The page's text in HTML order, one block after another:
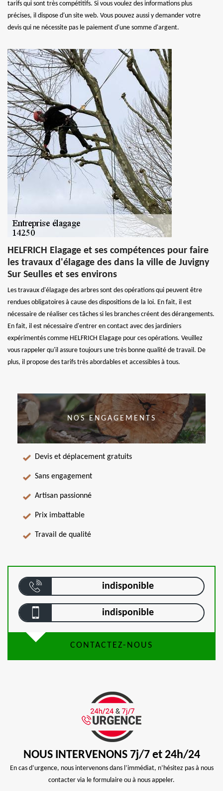
tarifs qui sont très compétitifs. Si vous voulez des informations plus
précises, il dispose d'un site web. Vous pouvez aussi y demander votre
devis qui ne nécessite pas le paiement d'une somme d'argent.
HELFRICH Elagage et ses compétences pour faire
les travaux d'élagage des dans la ville de Juvigny
Sur Seulles et ses environs
Les travaux d'élagage des arbres sont des opérations qui peuvent être
rendues obligatoires à cause des dispositions de la loi. En fait, il est
nécessaire de réaliser ces tâches si les branches créent des dérangements.
En fait, il est nécessaire d'entrer en contact avec des jardiniers
expérimentés comme HELFRICH Elagage pour ces opérations. Veuillez
vous rappeler qu'il assure toujours une très bonne qualité de travail. De
plus, il propose des tarifs très abordables et accessibles à tous.
NOS ENGAGEMENTS
Devis et déplacement gratuits
Sans engagement
Artisan passionné
Prix imbattable
Travail de qualité
indisponible
indisponible
CONTACTEZ-NOUS
NOUS INTERVENONS 7j/7 et 24h/24
En cas d’urgence, nous intervenons dans l’immédiat, n’hésitez pas à nous
contacter via le formulaire ou à nous appeler.